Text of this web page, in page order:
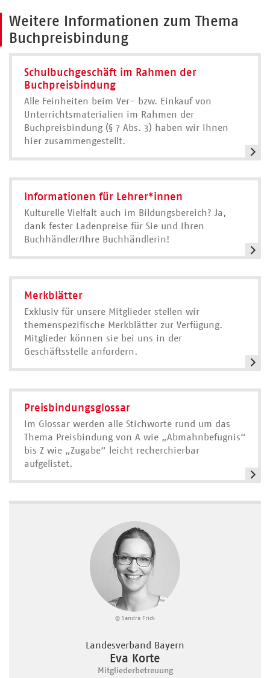
Weitere Informationen zum Thema
Buchpreisbindung
Schulbuchgeschäft im Rahmen der
Buchpreisbindung
Alle Feinheiten beim Ver- bzw. Einkauf von
Unterrichtsmaterialien im Rahmen der
Buchpreisbindung (§ 7 Abs. 3) haben wir Ihnen
hier zusammengestellt.
Informationen für Lehrer*innen
Kulturelle Vielfalt auch im Bildungsbereich? Ja,
dank fester Ladenpreise für Sie und Ihren
Buchhändler/Ihre Buchhändlerin!
Merkblätter
Exklusiv für unsere Mitglieder stellen wir
themenspezifische Merkblätter zur Verfügung.
Mitglieder können sie bei uns in der
Geschäftsstelle anfordern.
Preisbindungsglossar
Im Glossar werden alle Stichworte rund um das
Thema Preisbindung von A wie „Abmahnbefugnis“
bis Z wie „Zugabe“ leicht recherchierbar
aufgelistet.
© Sandra Frick
Landesverband Bayern
Eva Korte
Mitgliederbetreuung